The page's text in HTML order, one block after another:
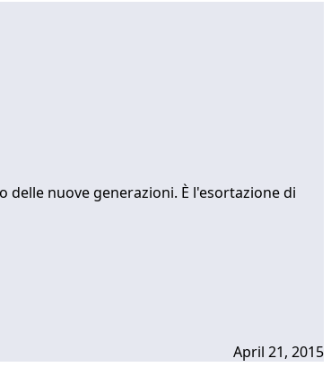
nuove generazioni. È l'esortazione di
April 21, 2015